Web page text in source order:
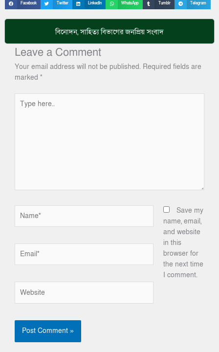
Facebook Twitter LinkedIn WhatsApp Tumblr Telegram
বিনোদন,সাহিত্যবিভাগের জনপ্রিয় সংবাদ
Leave a Comment
Your email address will not be published. Required fields are
marked *
here..
Save my
name, email,
and website
in this
browser for
the next time
I comment.